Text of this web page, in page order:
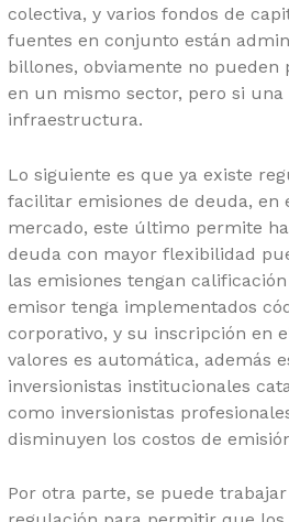
colectiva, y varios fondos de
fuentes en conjunto están
billones, obviamente no pueden
en un mismo sector, pero si
infraestructura.
Lo siguiente es que ya existe
facilitar emisiones de deuda, en
mercado, este último permite
deuda con mayor flexibilidad
las emisiones tengan
emisor tenga implementados
corporativo, y su inscripción en
valores es automática, además
inversionistas institucionales
como inversionistas
disminuyen los costos de
Por otra parte, se puede